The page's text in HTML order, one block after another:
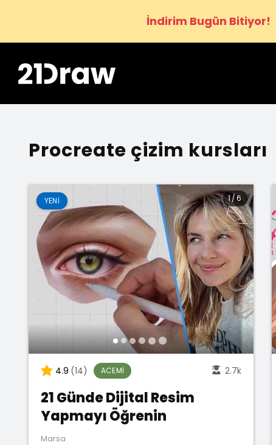
İndirim Bugün Bitiyor!
Procreate çizim kursları
YENI
4.9 (14) ACEMI 2.7k
21 Günde Dijital Resim
Yapmayı Öğrenin
Marsa
1/6